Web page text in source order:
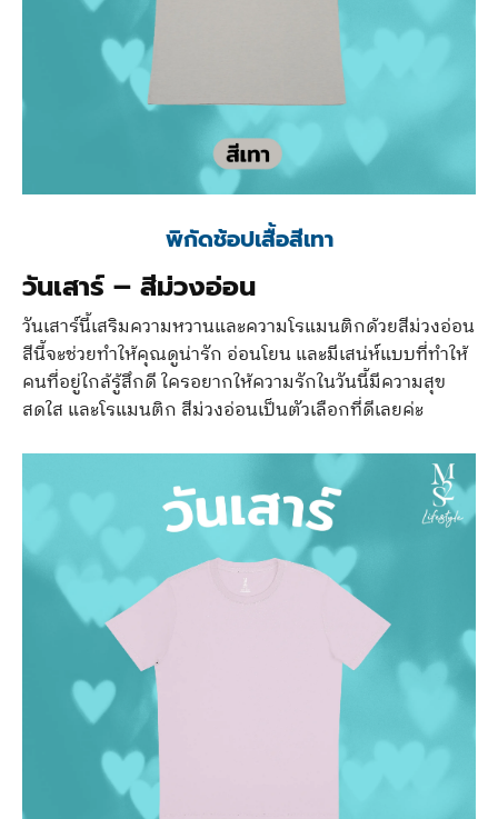
พิกัดช้อปเสื้อสีเทา
วันเสาร์ – สีม่วงอ่อน
วันเสาร์นี้เสริมความหวานและความโรแมนติกด้วยสีม่วงอ่อน
สีนี้จะช่วยทำให้คุณดูน่ารัก อ่อนโยน และมีเสน่ห์แบบที่ทำให้
คนที่อยู่ใกล้รู้สึกดี ใครอยากให้ความรักในวันนี้มีความสุข
สดใส และโรแมนติก สีม่วงอ่อนเป็นตัวเลือกที่ดีเลยค่ะ